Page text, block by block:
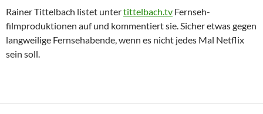
Rainer Tittelbach listet untertittelbach.tv Fernseh­
filmproduktionen auf und kommentiert sie. Sicher etwas gegen
langweilige Fernseh­abende, wenn es nicht jedes Mal Netflix
sein soll.